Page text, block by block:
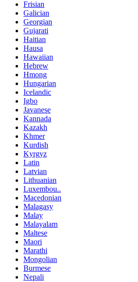
Frisian
Galician
Georgian
Gujarati
Haitian
Hausa
Hawaiian
Hebrew
Hmong
Hungarian
Icelandic
Igbo
Javanese
Kannada
Kazakh
Khmer
Kurdish
Kyrgyz
Latin
Latvian
Lithuanian
Luxembou..
Macedonian
Malagasy
Malay
Malayalam
Maltese
Maori
Marathi
Mongolian
Burmese
Nepali